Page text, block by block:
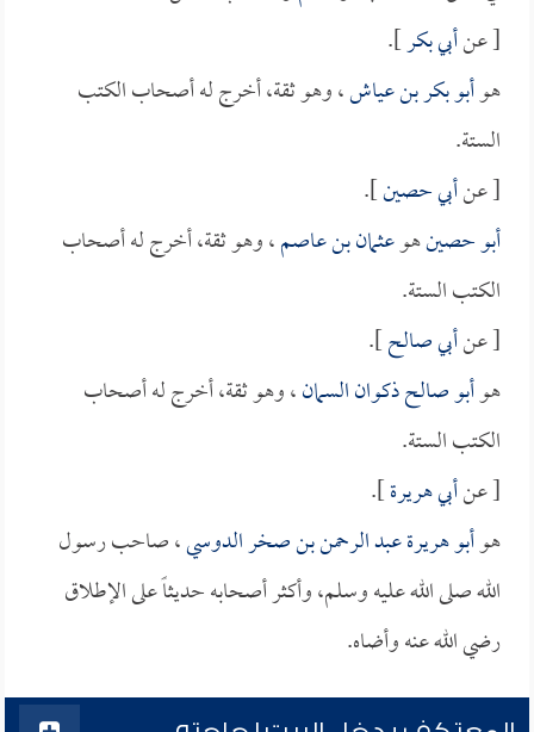
[ عنأبي بكر].
هوأبو بكر بن عياش، وهو ثقة، أخرج له أصحاب الكتب
الستة.
[ عنأبي حصين].
أبو حصينهوعثمان بن عاصم، وهو ثقة، أخرج له أصحاب
الكتب الستة.
[ عنأبي صالح].
هوأبو صالح ذكوان السمان، وهو ثقة، أخرج له أصحاب
الكتب الستة.
[ عنأبي هريرة].
هوأبو هريرة عبد الرحمن بن صخر الدوسي، صاحب رسول
الله صلى الله عليه وسلم، وأكثر أصحابه حديثاً على الإطلاق
رضي الله عنه وأضاه.